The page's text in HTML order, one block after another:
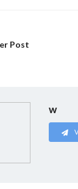
Post
w